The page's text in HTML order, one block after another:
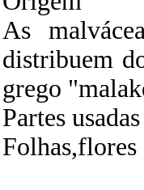
As
distribuem
grego
Partes usadas
Folhas,flores